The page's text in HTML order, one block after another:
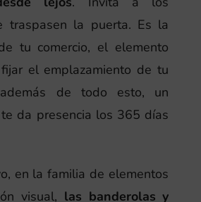
traspasen la puerta. Es la
tu comercio, el elemento
el emplazamiento de tu
de todo esto, un
da presencia los 365 días
en la familia de elementos
visual, las banderolas y